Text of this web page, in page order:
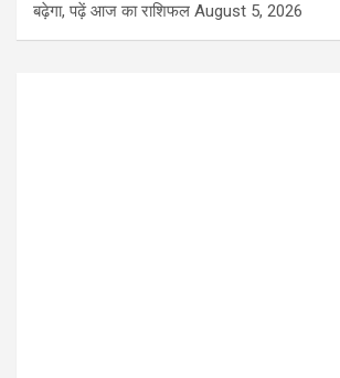
बढ़ेगा, पढ़ें आज का राशिफल August 5, 2026